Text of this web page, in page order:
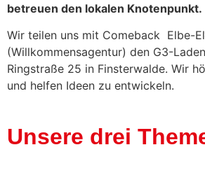
betreuen den lokalen Knotenpunkt.
Wir teilen uns mit Comeback Elbe-
(Willkommensagentur) den G3-
Ringstraße 25 in Finsterwalde. Wir
und helfen Ideen zu entwickeln.
Unsere drei